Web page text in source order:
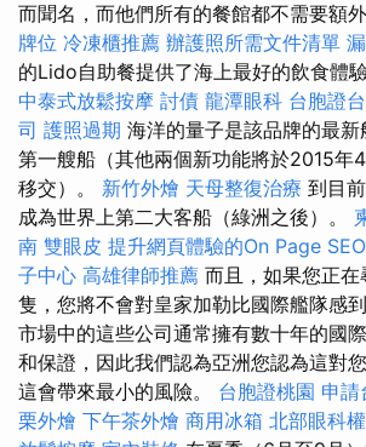
而聞名，而他們所有的餐館都不需要額
牌位 冷凍櫃推薦 辦護照所需文件清單
的Lido自助餐提供了海上最好的飲食體
中泰式放鬆按摩 討債 龍潭眼科 台胞證
司 護照過期 海洋的量子是該品牌的最
第一艘船（其他兩個新功能將於2015年
移交）。 新竹外燴 天母整復治療 到目
成為世界上第二大客船（綠洲之後）。
南 雙眼皮 提升網頁體驗的On Page
子中心 高雄律師推薦 而且，如果您正
隻，您將不會對皇家加勒比國際艦隊感
市場中的這些公司通常擁有數十年的國
和保證，因此我們認為亞洲您認為這對
這會帶來最小的風險。 台胞證桃園 申請
栗外燴 下午茶外燴 商用冰箱 北部眼科